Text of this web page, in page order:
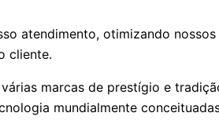
atendimento, otimizando
cliente.
marcas de prestígio e
mundialmente